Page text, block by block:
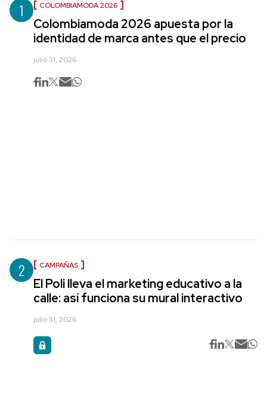
1 COLOMBIAMODA 2026
Colombiamoda 2026 apuesta por la
identidad de marca antes que el precio
julio 31, 2026
2 CAMPAÑAS
El Poli lleva el marketing educativo a la
calle: así funciona su mural interactivo
julio 31, 2026